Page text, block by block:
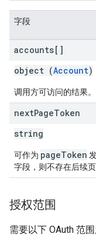
字段
accounts[]
object (Account)
调用方可访问的结果。
nextPageToken
string
可作为 pageToken
字段，则不存在后续页
授权范围
需要以下 OAuth 范围